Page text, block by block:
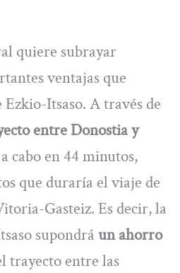
quiere subrayar
ventajas que
Ezkio-Itsaso. A través de
entre Donostia y
cabo en 44 minutos,
que duraría el viaje de
Gasteiz. Es decir, la
supondrá un ahorro
trayecto entre las